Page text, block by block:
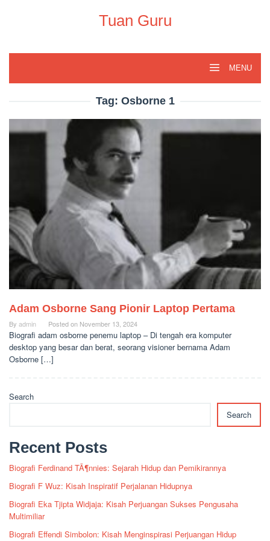
Tuan Guru
MENU
Tag: Osborne 1
Adam Osborne Sang Pionir Laptop Pertama
By admin Posted on November 13, 2024
Biografi adam osborne penemu laptop – Di tengah era komputer
desktop yang besar dan berat, seorang visioner bernama Adam
Osborne […]
Search
Search
Recent Posts
Biografi Ferdinand TÃ¶nnies: Sejarah Hidup dan Pemikirannya
Biografi F Wuz: Kisah Inspiratif Perjalanan Hidupnya
Biografi Eka Tjipta Widjaja: Kisah Perjuangan Sukses Pengusaha
Multimiliar
Biografi Effendi Simbolon: Kisah Menginspirasi Perjuangan Hidup